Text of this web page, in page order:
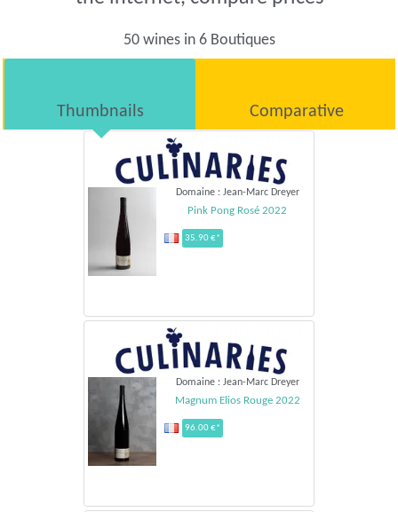
50 wines in 6 Boutiques
Thumbnails Comparative
Domaine : Jean-Marc Dreyer
Pink Pong Rosé 2022
35.90 €*
Domaine : Jean-Marc Dreyer
Magnum Elios Rouge 2022
96.00 €*